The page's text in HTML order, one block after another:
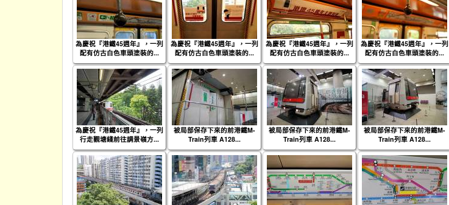
為慶祝『港鐵45週年』，一列
配有仿古白色車頭塗裝的...
為慶祝『港鐵45週年』，一列
配有仿古白色車頭塗裝的...
為慶祝『港鐵45週年』，一列
配有仿古白色車頭塗裝的...
為慶祝『港鐵45週年』，一列
配有仿古白色車頭塗裝的...
為慶祝『港鐵45週年』，一列
行走觀塘綫前往調景嶺方...
被局部保存下來的前港鐵M-
Train列車 A128...
被局部保存下來的前港鐵M-
Train列車 A128...
被局部保存下來的前港鐵M-
Train列車 A128...